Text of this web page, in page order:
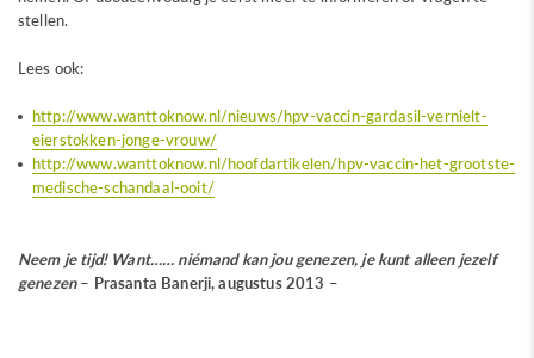
stellen.
Lees ook:
http://www.wanttoknow.nl/nieuws/hpv-vaccin-gardasil-vernielt-
eierstokken-jonge-vrouw/
http://www.wanttoknow.nl/hoofdartikelen/hpv-vaccin-het-grootste-
medische-schandaal-ooit/
Neem je tijd! Want…… niémand kan jou genezen, je kunt alleen jezelf
genezen– Prasanta Banerji, augustus 2013 –